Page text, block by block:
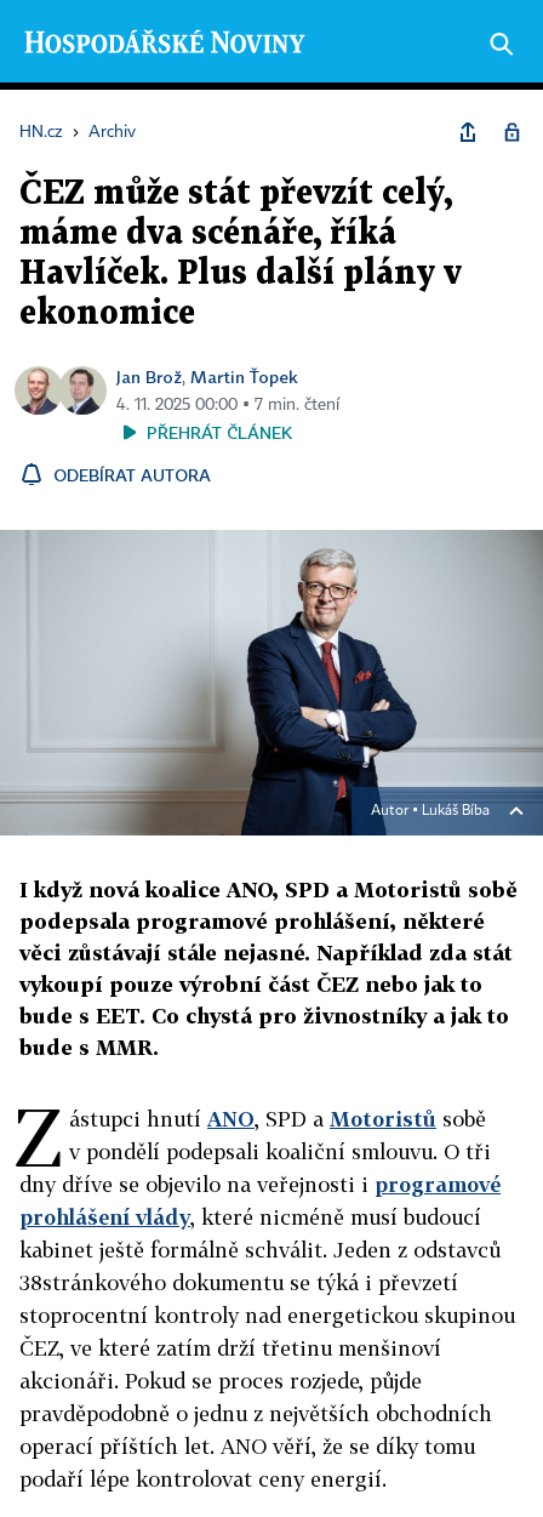
HN.cz › Archiv
ČEZ může stát převzít celý,
máme dva scénáře, říká
Havlíček. Plus další plány v
ekonomice
Jan Brož, Martin Ťopek
4. 11. 2025 00:00 ▪ 7 min. čtení
PŘEHRÁT ČLÁNEK
ODEBÍRAT AUTORA
Autor ▪ Lukáš Bíba
I když nová koalice ANO, SPD a Motoristů sobě
podepsala programové prohlášení, některé
věci zůstávají stále nejasné. Například zda stát
vykoupí pouze výrobní část ČEZ nebo jak to
bude s EET. Co chystá pro živnostníky a jak to
bude s MMR.
Z ástupci hnutí ANO, SPD a Motoristů sobě
v pondělí podepsali koaliční smlouvu. O tři
dny dříve se objevilo na veřejnosti i programové
prohlášení vlády, které nicméně musí budoucí
kabinet ještě formálně schválit. Jeden z odstavců
38stránkového dokumentu se týká i převzetí
stoprocentní kontroly nad energetickou skupinou
ČEZ, ve které zatím drží třetinu menšinoví
akcionáři. Pokud se proces rozjede, půjde
pravděpodobně o jednu z největších obchodních
operací příštích let. ANO věří, že se díky tomu
podaří lépe kontrolovat ceny energií.